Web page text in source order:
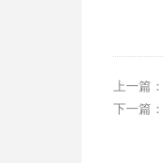
上一篇：
下一篇：